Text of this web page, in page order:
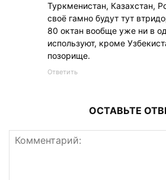
Туркменистан, Казахстан,
своё гамно будут тут
80 октан вообще уже ни в
используют, кроме
позорище.
Ответить
ОСТАВЬТЕ